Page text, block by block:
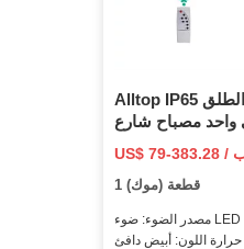
Alltop IP65 مقاوم للماء في الهواء الطلق
واحد مصباح شارع
حركة يعمل
جداري للحدائق
بالتحكم عن بعد
1 قطعة (موك)
مصدر الضوء: ضوء LED
اللون: أبيض دافئ